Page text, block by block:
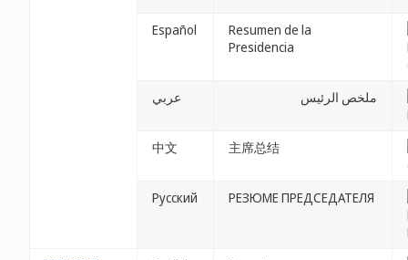
Español
Resumen de la
Presidencia
عربي ملخص الرئيس
中文 主席总结
Русский РЕЗЮМЕ ПРЕДСЕДАТЕЛЯ